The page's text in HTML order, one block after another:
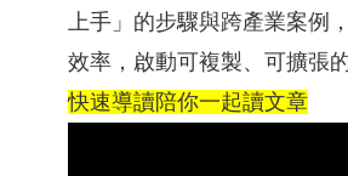
上手」的步驟與跨產業案例
效率，啟動可複製、可擴張
快速導讀陪你一起讀文章